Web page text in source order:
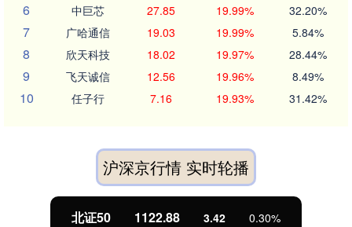
6 中巨芯 27.85 19.99% 32.20%
7 广哈通信 19.03 19.99% 5.84%
8 欣天科技 18.02 19.97% 28.44%
9 飞天诚信 12.56 19.96% 8.49%
10 任子行 7.16 19.93% 31.42%
沪深京行情 实时轮播
北证50 1122.88 3.42 0.30%